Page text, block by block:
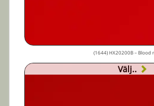
(1644) HX20200B – Blood
Välj..